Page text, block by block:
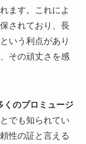
ます。これによ
されており、長
いう利点があり
その頑丈さを感
くのプロミュージ
でも知られてい
性の証と言える